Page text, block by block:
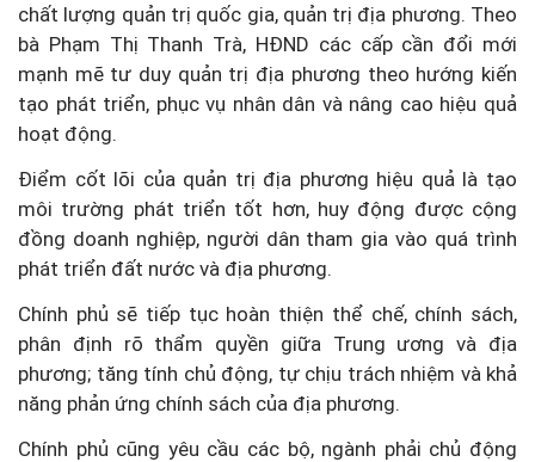
chất lượng quản trị quốc gia, quản trị địa phương. Theo
bà Phạm Thị Thanh Trà, HĐND các cấp cần đổi mới
mạnh mẽ tư duy quản trị địa phương theo hướng kiến
tạo phát triển, phục vụ nhân dân và nâng cao hiệu quả
hoạt động.
Điểm cốt lõi của quản trị địa phương hiệu quả là tạo
môi trường phát triển tốt hơn, huy động được cộng
đồng doanh nghiệp, người dân tham gia vào quá trình
phát triển đất nước và địa phương.
Chính phủ sẽ tiếp tục hoàn thiện thể chế, chính sách,
phân định rõ thẩm quyền giữa Trung ương và địa
phương; tăng tính chủ động, tự chịu trách nhiệm và khả
năng phản ứng chính sách của địa phương.
Chính phủ cũng yêu cầu các bộ, ngành phải chủ động